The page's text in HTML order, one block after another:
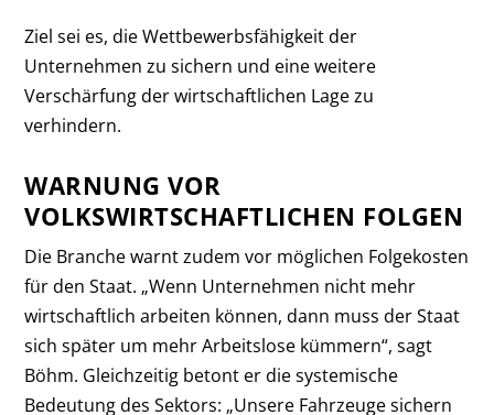
Ziel sei es, die Wettbewerbsfähigkeit der
Unternehmen zu sichern und eine weitere
Verschärfung der wirtschaftlichen Lage zu
verhindern.
WARNUNG VOR
VOLKSWIRTSCHAFTLICHEN FOLGEN
Die Branche warnt zudem vor möglichen Folgekosten
für den Staat. „Wenn Unternehmen nicht mehr
wirtschaftlich arbeiten können, dann muss der Staat
sich später um mehr Arbeitslose kümmern“, sagt
Böhm. Gleichzeitig betont er die systemische
Bedeutung des Sektors: „Unsere Fahrzeuge sichern